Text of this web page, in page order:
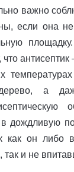
важно
если она не
антисептик
а
дождливую
как он либо
и не